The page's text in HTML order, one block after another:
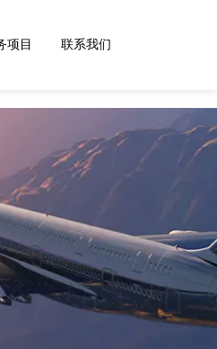
项目 联系我们